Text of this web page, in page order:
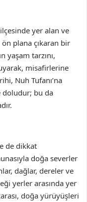
yer alan ve
plana çıkaran bir
yaşam tarzını,
misafirlerine
Nuh Tufanı’na
doludur; bu da
de dikkat
doğa severler
dağlar, dereler ve
yerler arasında yer
doğa yürüyüşleri